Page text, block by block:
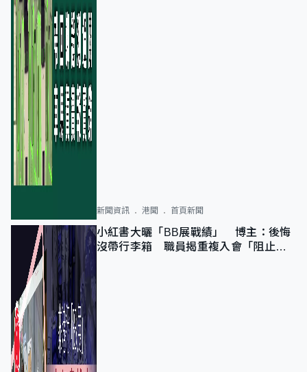
新聞資訊 港聞 首頁新聞
小紅書大曬「BB展戰績」 博主：後悔
沒帶行李箱 職員揭重複入會「阻止唔